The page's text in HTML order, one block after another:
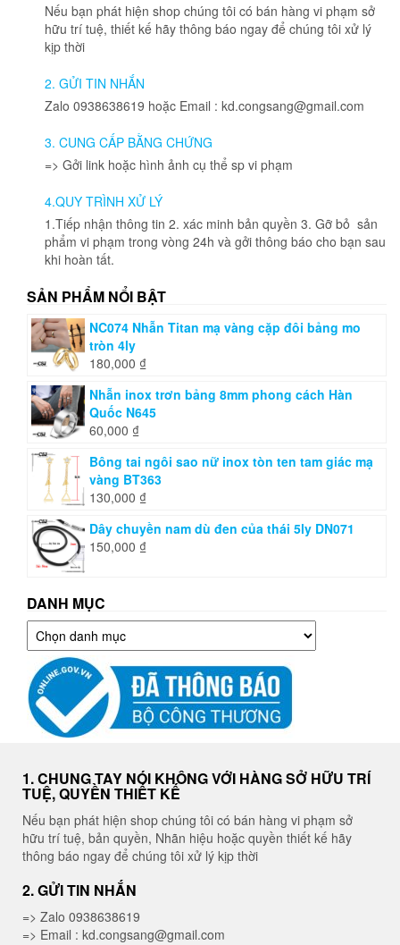
Nếu bạn phát hiện shop chúng tôi có bán hàng vi phạm sở
hữu trí tuệ, thiết kế hãy thông báo ngay để chúng tôi xử lý
kịp thời
2. GỬI TIN NHẮN
Zalo 0938638619 hoặc Email : kd.congsang@gmail.com
3. CUNG CẤP BẰNG CHỨNG
=> Gởi link hoặc hình ảnh cụ thể sp vi phạm
4.QUY TRÌNH XỬ LÝ
1.Tiếp nhận thông tin 2. xác minh bản quyền 3. Gỡ bỏ sản
phẩm vi phạm trong vòng 24h và gởi thông báo cho bạn sau
khi hoàn tất.
SẢN PHẨM NỔI BẬT
NC074 Nhẫn Titan mạ vàng cặp đôi bảng mo
tròn 4ly
180,000 ₫
Nhẫn inox trơn bảng 8mm phong cách Hàn
Quốc N645
60,000 ₫
Bông tai ngôi sao nữ inox tòn ten tam giác mạ
vàng BT363
130,000 ₫
Dây chuyền nam dù đen của thái 5ly DN071
150,000 ₫
DANH MỤC
Danh
mục
1. CHUNG TAY NÓI KHÔNG VỚI HÀNG SỞ HỮU TRÍ
TUỆ, QUYỀN THIẾT KẾ
Nếu bạn phát hiện shop chúng tôi có bán hàng vi phạm sở
hữu trí tuệ, bản quyền, Nhãn hiệu hoặc quyền thiết kế hãy
thông báo ngay để chúng tôi xử lý kịp thời
2. GỬI TIN NHẮN
=> Zalo 0938638619
=> Email : kd.congsang@gmail.com